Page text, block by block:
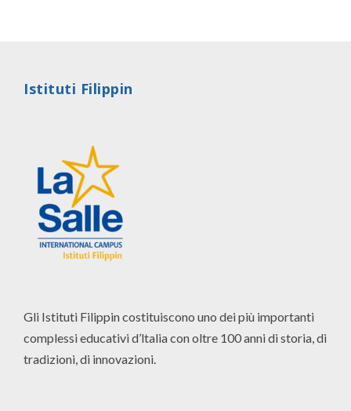
Istituti Filippin
Gli Istituti Filippin costituiscono uno dei più importanti
complessi educativi d’ltalia con oltre 100 anni di storia, di
tradizioni, di innovazioni.